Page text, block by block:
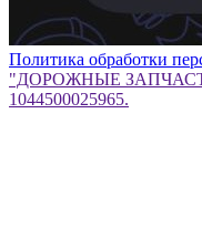
Политика обработки
"ДОРОЖНЫЕ
1044500025965.